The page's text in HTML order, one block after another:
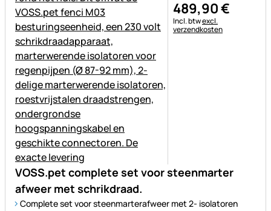
VOSS.pet complete set voor steenmarter
afweer met schrikdraad.
Complete set voor steenmarterafweer met 2- isolatoren
489,90€
Belastinginformatie:
Incl. btwexcl.
verzendkosten